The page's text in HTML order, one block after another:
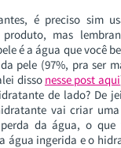
é preciso sim
mas
é a água que você
pele (97%, pra ser
disso nesse post aqui
de lado? De
vai criar
da água, o que
água ingerida e o